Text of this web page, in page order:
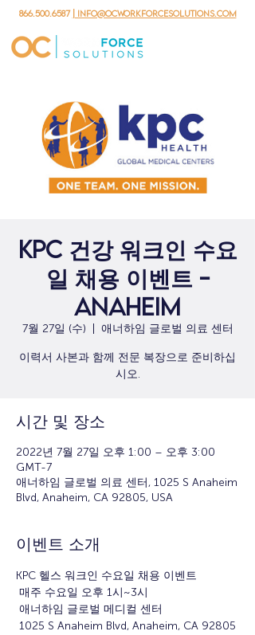
866.500.6587 | info@ocworkforcesolutions.com
KPC 건강 워크인 수요
일 채용 이벤트 -
Anaheim
7월 27일 (수) 애너하임 글로벌 의료 센터
이력서 사본과 함께 전문 복장으로 준비하십
시오.
시간 및 장소
2022년 7월 27일 오후 1:00 – 오후 3:00
GMT-7
애너하임 글로벌 의료 센터, 1025 S Anaheim
Blvd, Anaheim, CA 92805, USA
이벤트 소개
KPC 헬스 워크인 수요일 채용 이벤트
매주 수요일 오후 1시~3시
애너하임 글로벌 메디컬 센터
1025 S Anaheim Blvd, Anaheim, CA 92805